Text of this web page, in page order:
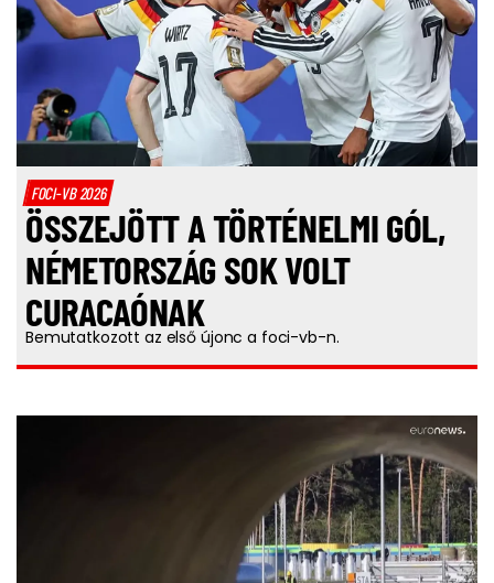
FOCI-VB 2026
ÖSSZEJÖTT A TÖRTÉNELMI GÓL,
NÉMETORSZÁG SOK VOLT
CURACAÓNAK
Bemutatkozott az első újonc a foci-vb-n.